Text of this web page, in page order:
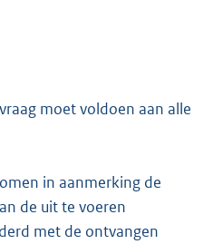
moet voldoen aan alle
in aanmerking de
de uit te voeren
met de ontvangen